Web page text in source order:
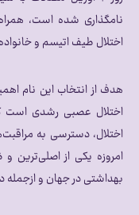
نامگذاری شده است،
اختلال طیف اتیسم و
هدف از انتخاب این نام
اختلال عصبی رشدی است
اختلال، دسترسی به
امروزه یکی از اصلی‌ترین
بهداشتی در جهان و ازجمله